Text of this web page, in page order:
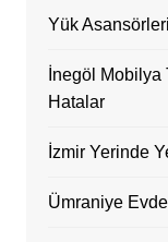
Yük
İnegöl Mobilya
Hatalar
İzmir Yerinde
Ümraniye